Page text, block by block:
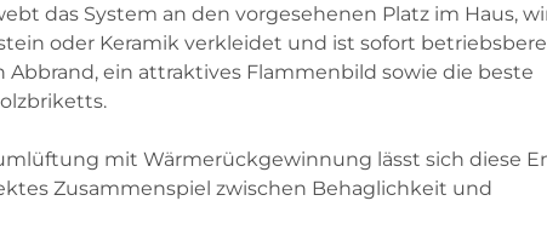
das System an den vorgesehenen Platz im Haus,
oder Keramik verkleidet und ist sofort
ein attraktives Flammenbild sowie die beste
mit Wärmerückgewinnung lässt sich diese
Zusammenspiel zwischen Behaglichkeit und